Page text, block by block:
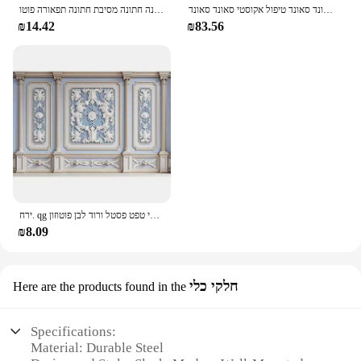
ארמון קיר צילום נוף צילום רקע עתיק חתונה חתונה מסיבת חתונה תפאורה פוטו
₪14.42
טואו קליטת קול קצף 6-48 יח 'אקוסטי לוחות קיר סאונד סאונד סאונד סאונד טיפול אקוסטי סאונד סאונד
₪83.56
₪8.09
Here are the products found in the חלקי כלי
Specifications:
Material: Durable Steel